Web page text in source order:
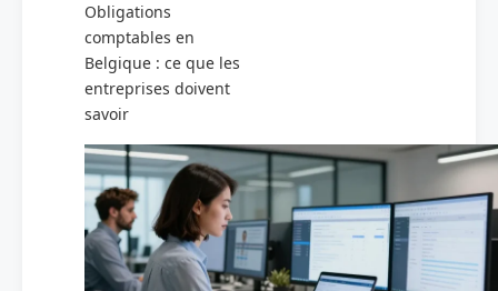
Obligations
comptables en
Belgique : ce que les
entreprises doivent
savoir